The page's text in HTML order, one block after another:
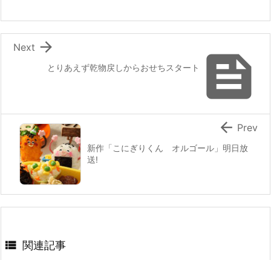
o
k

とりあえず乾物戻しからおせちスタート

Next
新作「こにぎりくん オルゴール」明日放
送!
 Prev
 関連記事